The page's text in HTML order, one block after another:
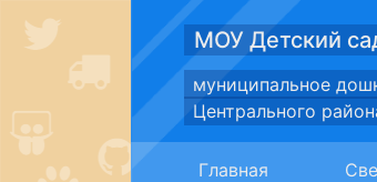
МОУ Детский
муниципальное
Центрального
Главная